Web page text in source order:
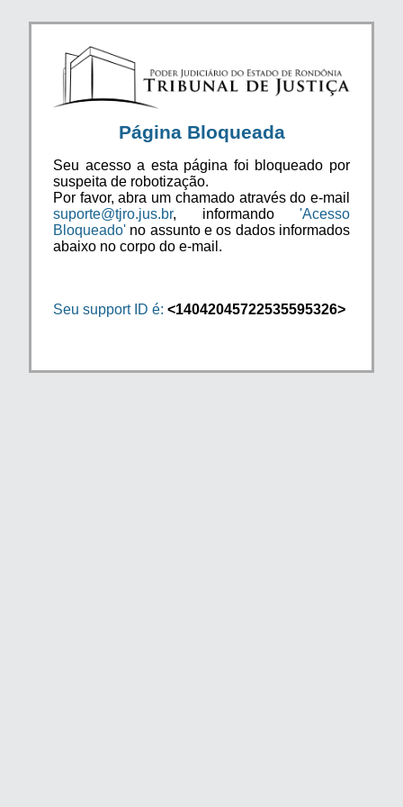
Página Bloqueada
Seu acesso a esta página foi bloqueado por
suspeita de robotização.
Por favor, abra um chamado através do e-mail
suporte@tjro.jus.br, informando 'Acesso
Bloqueado' no assunto e os dados informados
abaixo no corpo do e-mail.
Seu support ID é: <14042045722535595326>